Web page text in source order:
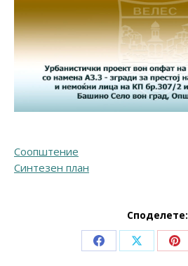
Соопштение
Синтезен план
Споделете:
Share Share